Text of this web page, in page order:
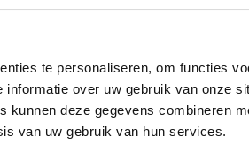
te personaliseren, om functies
over uw gebruik van onze
kunnen deze gegevens combineren
van uw gebruik van hun services.
log